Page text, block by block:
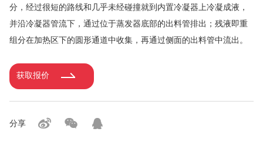
分，经过很短的路线和几乎未经碰撞就到内置冷凝器上冷凝成液，
并沿冷凝器管流下，通过位于蒸发器底部的出料管排出；残液即重
组分在加热区下的圆形通道中收集，再通过侧面的出料管中流出。
获取报价
分享